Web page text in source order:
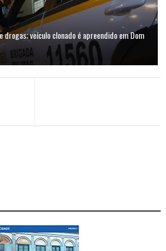
veículo clonado é apreendido em Dom